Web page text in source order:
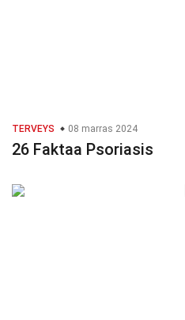
TERVEYS 08 marras 2024
26 Faktaa Psoriasis